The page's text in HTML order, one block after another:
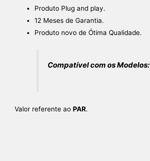
Produto Plug and play.
12 Meses de Garantia.
Produto novo de Ótima Qualidade.
Compatível com os Modelos:
Valor referente ao PAR.